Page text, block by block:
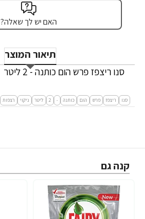
האם יש לך שאלה?
תיאור המוצר
סנו ריצפז פרש הום כותנה - 2 ליטר
סנו ריצפז פרש הום כותנה -
2 ליטר ניקוי רצפות
קנה גם